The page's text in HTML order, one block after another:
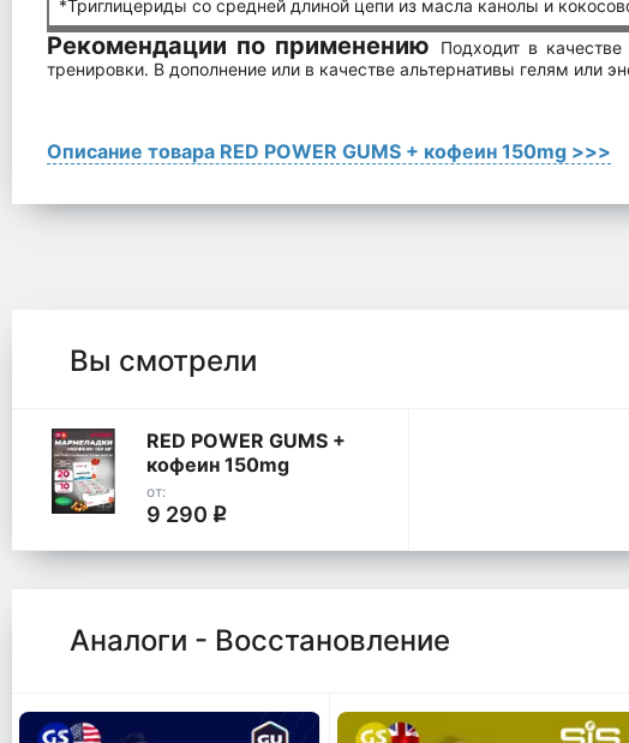
*Триглицериды со средней длиной цепи из масла канолы и
Рекомендации по применению
Подходит в
тренировки. В дополнение или в качестве альтернативы гелям или
Описание товара RED POWER GUMS + кофеин 150mg >>>
Вы смотрели
RED POWER GUMS +
кофеин 150mg
от:
9 290 q
Аналоги - Восстановление